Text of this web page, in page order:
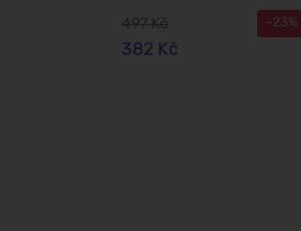
497 Kč
382 Kč
-23%